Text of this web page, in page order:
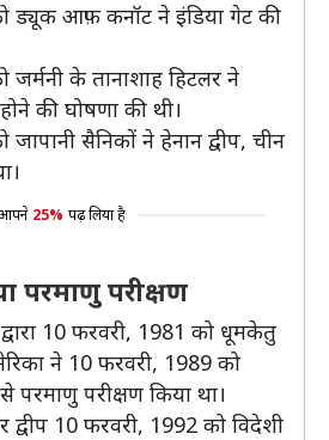
ड्यूक आफ़ कनॉट ने इंडिया गेट की
जर्मनी के तानाशाह हिटलर ने
की घोषणा की थी।
सैनिकों ने हेनान द्वीप, चीन
25% पढ़ लिया है
परमाणु परीक्षण
10 फरवरी, 1981 को धूमकेतु
ने 10 फरवरी, 1989 को
परमाणु परीक्षण किया था।
10 फरवरी, 1992 को विदेशी